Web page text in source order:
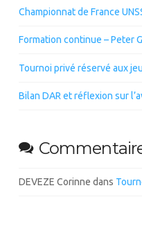
Championnat de France
Formation continue – Peter
Tournoi privé réservé aux
Bilan DAR et réflexion sur
DEVEZE Corinne dans